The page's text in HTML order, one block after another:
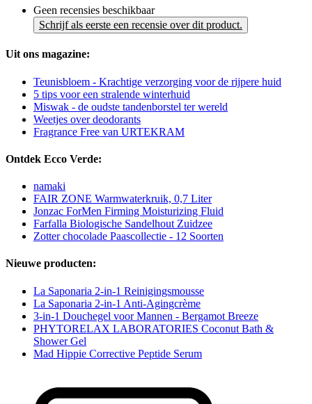
Geen recensies beschikbaar
Schrijf als eerste een recensie over dit product.
Uit ons magazine:
Teunisbloem - Krachtige verzorging voor de rijpere huid
5 tips voor een stralende winterhuid
Miswak - de oudste tandenborstel ter wereld
Weetjes over deodorants
Fragrance Free van URTEKRAM
Ontdek Ecco Verde:
namaki
FAIR ZONE Warmwaterkruik, 0,7 Liter
Jonzac ForMen Firming Moisturizing Fluid
Farfalla Biologische Sandelhout Zuidzee
Zotter chocolade Paascollectie - 12 Soorten
Nieuwe producten:
La Saponaria 2-in-1 Reinigingsmousse
La Saponaria 2-in-1 Anti-Agingcrème
3-in-1 Douchegel voor Mannen - Bergamot Breeze
PHYTORELAX LABORATORIES Coconut Bath &
Shower Gel
Mad Hippie Corrective Peptide Serum